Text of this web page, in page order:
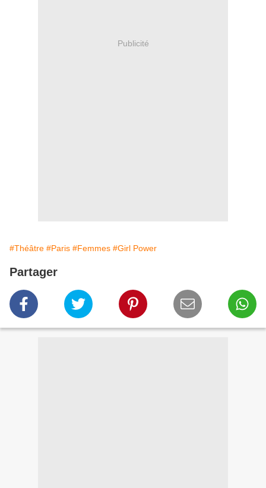
Publicité
#Théâtre #Paris #Femmes #Girl Power
Partager